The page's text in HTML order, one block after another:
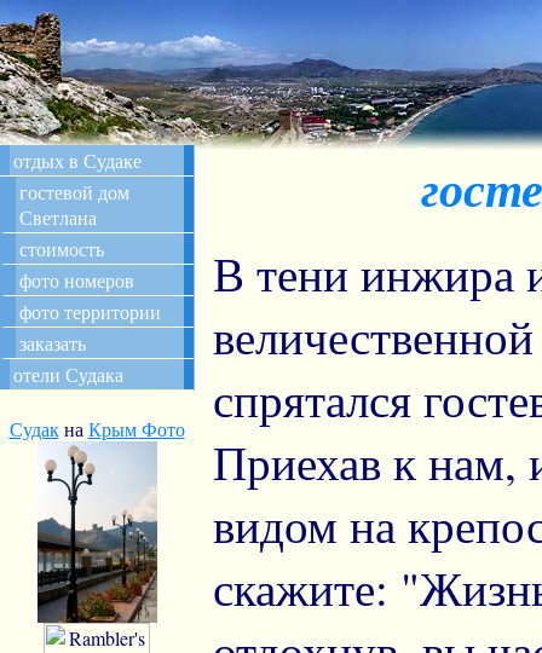
В тени инжира
спрятался
Приехав к нам,
видом на
скажите:
отдых в Судаке
гостевой дом
Светлана
стоимость
фото номеров
фото территории
заказать
отели Судака
Судакна Крым Фото